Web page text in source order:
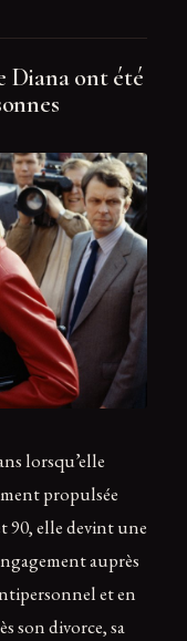
Diana ont été
lorsqu’elle
propulsée
90, elle devint une
auprès
et en
son divorce, sa